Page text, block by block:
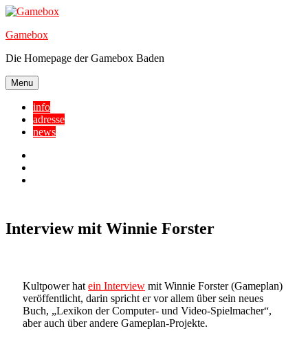
Skip
content
Gamebox
Die Homepage der Gamebox Baden
Menu
info
adresse
news
Interview mit Winnie Forster
Kultpower hat ein Interview mit Winnie Forster (Gameplan)
veröffentlicht, darin spricht er vor allem über sein neues
Buch, „Lexikon der Computer- und Video-Spielmacher“,
aber auch über andere Gameplan-Projekte.